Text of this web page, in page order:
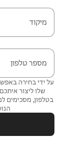
מיקוד
מספר טלפון
שלו ליצור
בטלפון, מסכימים